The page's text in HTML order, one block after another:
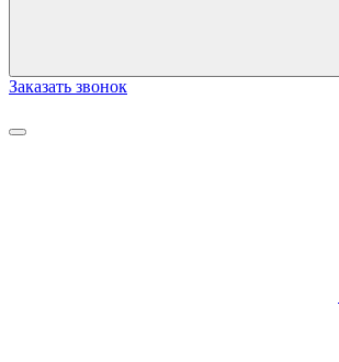
Заказать звонок